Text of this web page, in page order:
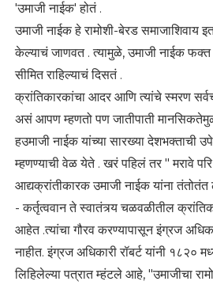
'उमाजी नाईक' होतं .
उमाजी नाईक हे रामोशी-बेरड समाजाशिवाय
केल्याचं जाणवत . त्यामुळे, उमाजी नाईक फक्त
सीमित राहिल्याचं दिसतं .
क्रांतिकारकांचा आदर आणि त्यांचे स्मरण
असं आपण म्हणतो पण जातीपाती
हउमाजी नाईक यांच्या सारख्या देशभक्ताची
म्हणण्याची वेळ येते . खरं पहिलं तर " मरावे
आद्यक्रांतीकारक उमाजी नाईक यांना तंतोतंत
- कर्तृत्ववान ते स्वातंत्र्य चळवळीतील
आहेत .त्यांचा गौरव करण्यापासून इंग्रज
नाहीत. इंग्रज अधिकारी रॉबर्ट यांनी १८२०
लिहिलेल्या पत्रात म्हंटले आहे, "उमाजीचा